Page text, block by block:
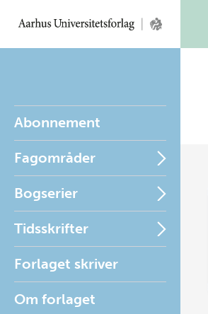
Abonnement
Fagområder
Bogserier
Tidsskrifter
Forlaget skriver
Om forlaget